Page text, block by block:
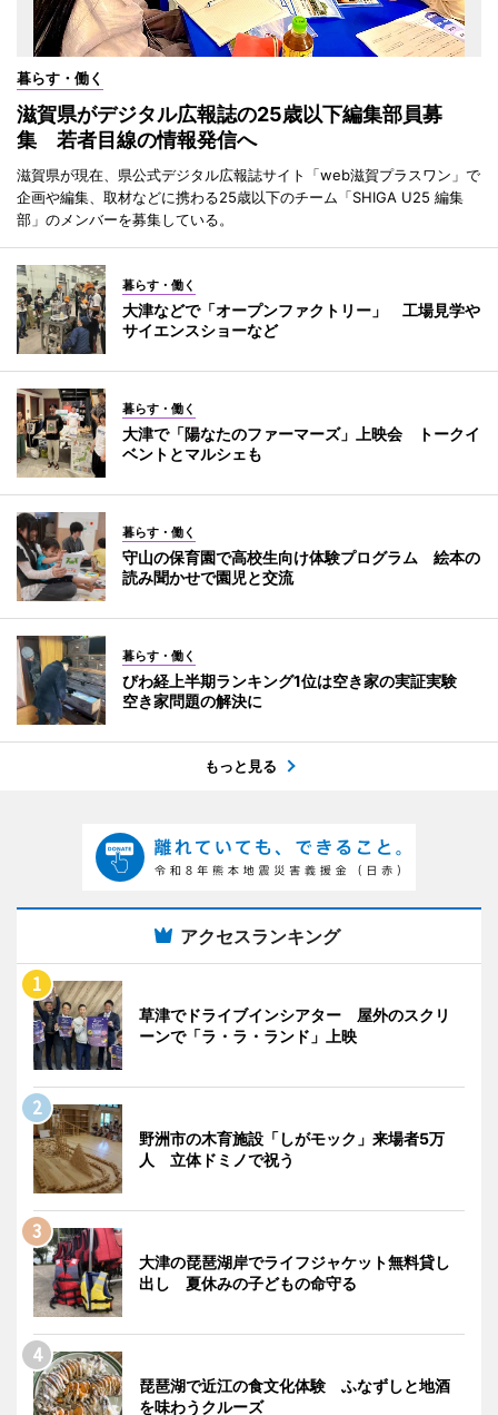
暮らす・働く
滋賀県がデジタル広報誌の25歳以下編集部員募
集 若者目線の情報発信へ
滋賀県が現在、県公式デジタル広報誌サイト「web滋賀プラスワン」で
企画や編集、取材などに携わる25歳以下のチーム「SHIGA U25 編集
部」のメンバーを募集している。
暮らす・働く
大津などで「オープンファクトリー」 工場見学や
サイエンスショーなど
暮らす・働く
大津で「陽なたのファーマーズ」上映会 トークイ
ベントとマルシェも
暮らす・働く
守山の保育園で高校生向け体験プログラム 絵本の
読み聞かせで園児と交流
暮らす・働く
びわ経上半期ランキング1位は空き家の実証実験
空き家問題の解決に
もっと見る
アクセスランキング
草津でドライブインシアター 屋外のスクリ
ーンで「ラ・ラ・ランド」上映
野洲市の木育施設「しがモック」来場者5万
人 立体ドミノで祝う
大津の琵琶湖岸でライフジャケット無料貸し
出し 夏休みの子どもの命守る
琵琶湖で近江の食文化体験 ふなずしと地酒
を味わうクルーズ